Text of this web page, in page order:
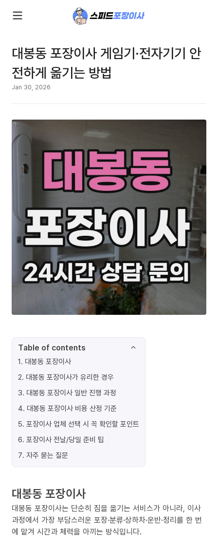
대봉동 포장이사 게임기·전자기기 안
전하게 옮기는 방법
Jan 30, 2026
Table of contents
1. 대봉동 포장이사
2. 대봉동 포장이사가 유리한 경우
3. 대봉동 포장이사 일반 진행 과정
4. 대봉동 포장이사 비용 산정 기준
5. 포장이사 업체 선택 시 꼭 확인할 포인트
6. 포장이사 전날/당일 준비 팁
7. 자주 묻는 질문
대봉동 포장이사
대봉동 포장이사는 단순히 짐을 옮기는 서비스가 아니라, 이사
과정에서 가장 부담스러운 포장·분류·상하차·운반·정리를 한 번
에 맡겨 시간과 체력을 아끼는 방식입니다.